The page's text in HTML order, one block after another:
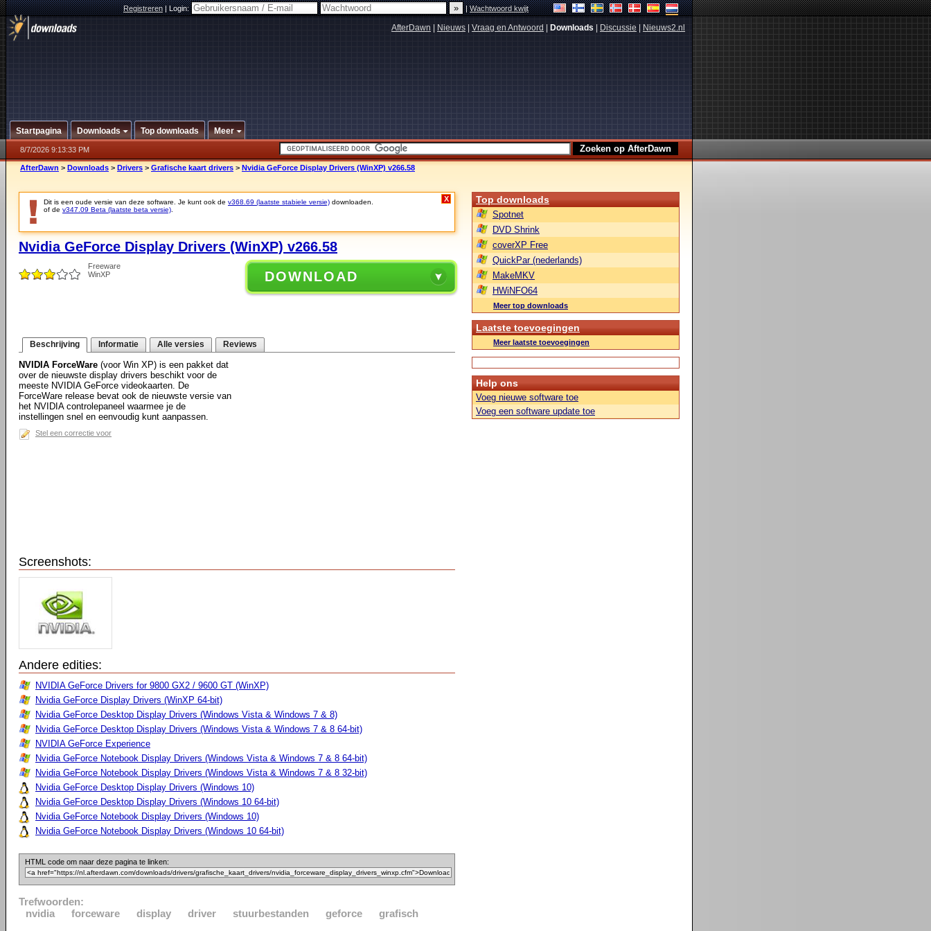
Registreren|Login: |Wachtwoord kwijt
AfterDawn Nieuws Vraag en Antwoord Downloads Discussie Nieuws2.nl
Startpagina Downloads Top downloads Meer
8/7/2026 9:13:33 PM
AfterDawn > Downloads > Drivers > Grafische kaart drivers > Nvidia GeForce Display Drivers (WinXP) v266.58
Dit is een oude versie van deze software. Je kunt ook de v368.69 (laatste stabiele versie) downloaden.
of de v347.09 Beta (laatste beta versie)
X
Nvidia GeForce Display Drivers (WinXP) v266.58
Freeware
WinXP
DOWNLOAD
Beschrijving Informatie Alle versies Reviews
NVIDIA ForceWare (voor Win XP) is een pakket dat
over de nieuwste display drivers beschikt voor de
meeste NVIDIA GeForce videokaarten. De
ForceWare release bevat ook de nieuwste versie van
het NVIDIA controlepaneel waarmee je de
instellingen snel en eenvoudig kunt aanpassen.
Stel een correctie voor
Screenshots:
Andere edities:
NVIDIA GeForce Drivers for 9800 GX2 / 9600 GT (WinXP)
Nvidia GeForce Display Drivers (WinXP 64-bit)
Nvidia GeForce Desktop Display Drivers (Windows Vista & Windows 7 & 8)
Nvidia GeForce Desktop Display Drivers (Windows Vista & Windows 7 & 8 64-bit)
NVIDIA GeForce Experience
Nvidia GeForce Notebook Display Drivers (Windows Vista & Windows 7 & 8 64-bit)
Nvidia GeForce Notebook Display Drivers (Windows Vista & Windows 7 & 8 32-bit)
Nvidia GeForce Desktop Display Drivers (Windows 10)
Nvidia GeForce Desktop Display Drivers (Windows 10 64-bit)
Nvidia GeForce Notebook Display Drivers (Windows 10)
Nvidia GeForce Notebook Display Drivers (Windows 10 64-bit)
HTML code om naar deze pagina te linken:
Trefwoorden:
nvidia
forceware display driver stuurbestanden geforce grafisch
Top downloads
Spotnet
DVD Shrink
coverXP Free
QuickPar (nederlands)
MakeMKV
HWiNFO64
Meer top downloads
Laatste toevoegingen
Meer laatste toevoegingen
Help ons
Voeg nieuwe software toe
Voeg een software update toe